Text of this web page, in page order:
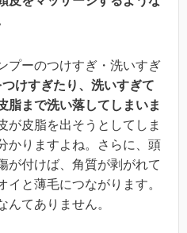
プーのつけすぎ・洗いすぎ
けすぎたり、洗いすぎて
脂まで洗い落してしまいま
が皮脂を出そうとしてしま
かりますよね。さらに、頭
が付けば、角質が剥がれて
イと薄毛につながります。
んてありません。